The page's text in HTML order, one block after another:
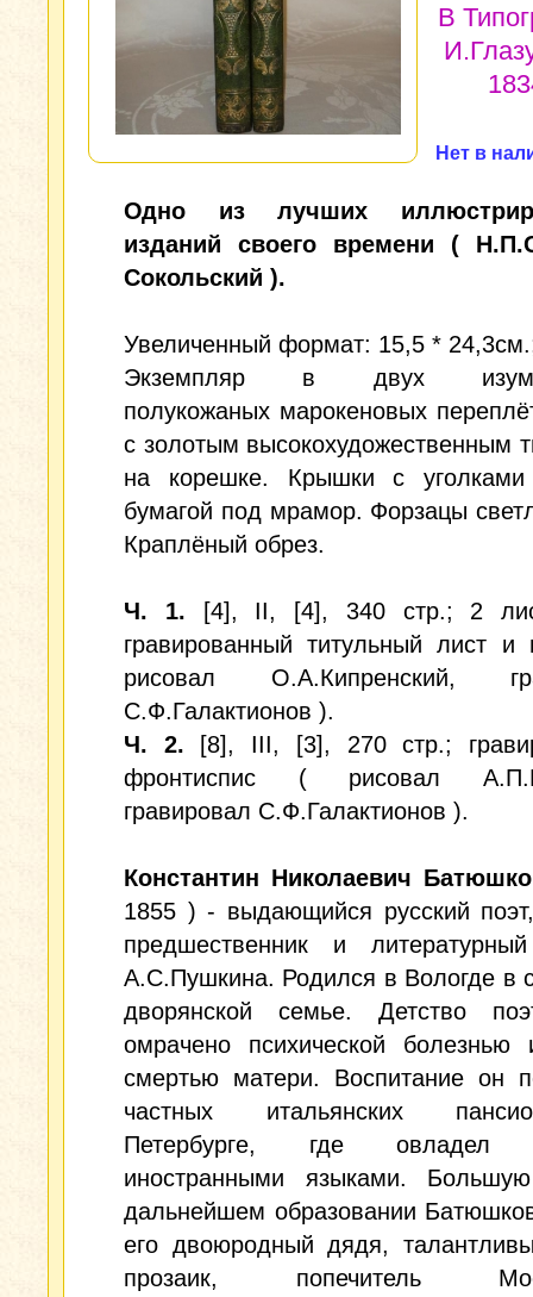
В
Нет в
Одно из лучших
изданий своего времени (
Сокольский ).
Увеличенный формат: 15,5 *
Экземпляр в двух
полукожаных марокеновых
с золотым высокохудожественным
на корешке. Крышки с уголками
бумагой под мрамор. Форзацы
Краплёный обрез.
Ч. 1. [4], II, [4], 340 стр.; 2
гравированный титульный лист и
рисовал О.А.Кипренский,
С.Ф.Галактионов ).
Ч. 2. [8], III, [3], 270 стр.;
фронтиспис ( рисовал
гравировал С.Ф.Галактионов ).
Константин Николаевич
1855 ) - выдающийся русский
предшественник и
А.С.Пушкина. Родился в Вологде в
дворянской семье. Детство
омрачено психической болезнью
смертью матери. Воспитание он
частных итальянских
Петербурге, где овладел
иностранными языками.
дальнейшем образовании
его двоюродный дядя,
прозаик, попечитель